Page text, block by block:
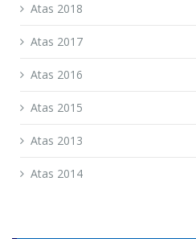
Atas 2018
Atas 2017
Atas 2016
Atas 2015
Atas 2013
Atas 2014